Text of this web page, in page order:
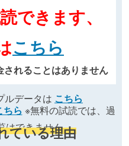
できます、
こちら
れることはありません
ルデータは こちら
ちら ※無料の試読では、過
はできません
ている理由